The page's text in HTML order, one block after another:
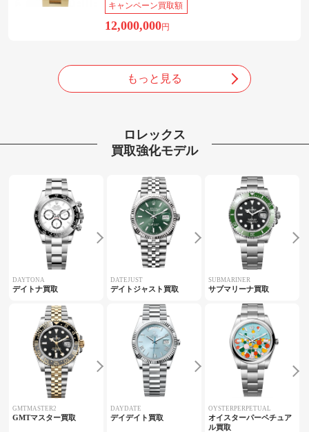
キャンペーン買取額
12,000,000円
もっと見る
ロレックス
買取強化モデル
DAYTONA
デイトナ買取
DATEJUST
デイトジャスト買取
SUBMARINER
サブマリーナ買取
GMTMASTER2
GMTマスター買取
DAYDATE
デイデイト買取
OYSTERPERPETUAL
オイスターパーペチュア
ル買取